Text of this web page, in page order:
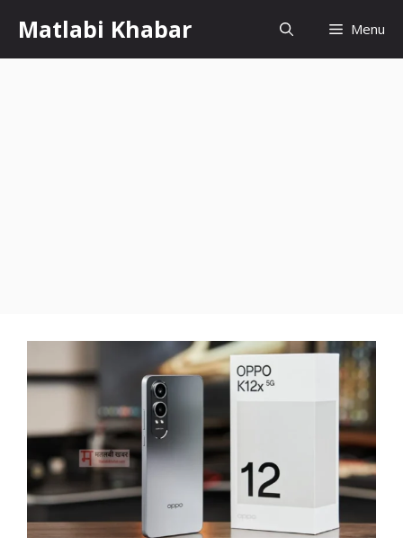
content
Matlabi Khabar Menu